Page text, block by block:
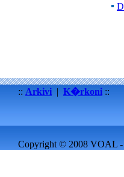
:: Arkivi | K�rkoni ::
Copyright © 2008 VOAL -